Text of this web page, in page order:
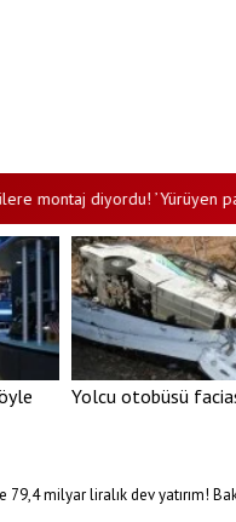
diyordu! ’Yürüyen
Yolcu otobüsü
79,4 milyar liralık dev yatırım!